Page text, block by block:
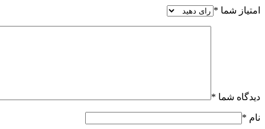
امتیاز شما *
دیدگاه شما *
نام *